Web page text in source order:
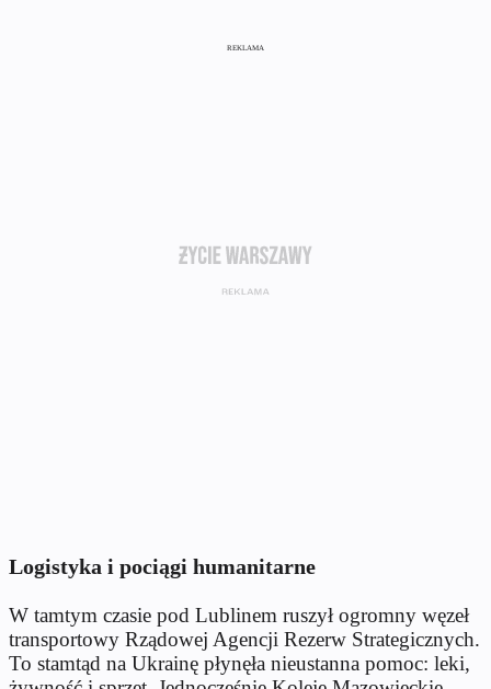
REKLAMA
Logistyka i pociągi humanitarne
W tamtym czasie pod Lublinem ruszył ogromny węzeł
transportowy Rządowej Agencji Rezerw Strategicznych.
To stamtąd na Ukrainę płynęła nieustanna pomoc: leki,